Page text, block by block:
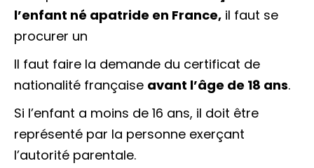
l’enfant né apatride en France, il faut se
procurer un
Il faut faire la demande du certificat de
nationalité française avant l’âge de 18 ans.
Si l’enfant a moins de 16 ans, il doit être
représenté par la personne exerçant
l’autorité parentale.